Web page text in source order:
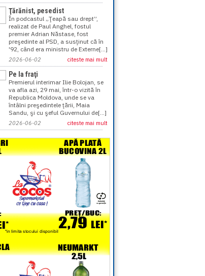
Ţărănist, pesedist
În podcastul „Ţeapă sau drept”,
realizat de Paul Anghel, fostul
premier Adrian Năstase, fost
preşedinte al PSD, a susţinut că în
'92, când era ministru de Externe[...]
2026-06-02 citeste mai mult
Pe la fraţi
Premierul interimar Ilie Bolojan, se
va afla azi, 29 mai, într-o vizită în
Republica Moldova, unde se va
întâlni preşedintele ţării, Maia
Sandu, şi cu şeful Guvernului de[...]
2026-06-02 citeste mai mult